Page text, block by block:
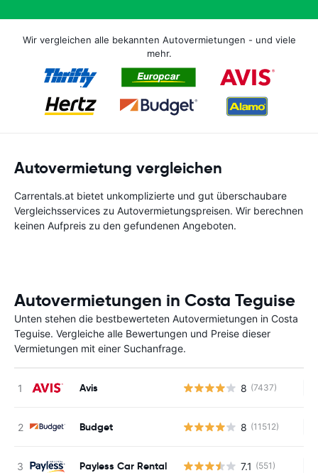
Wir vergleichen alle bekannten Autovermietungen - und viele
mehr.
Autovermietung vergleichen
Carrentals.at bietet unkomplizierte und gut überschaubare
Vergleichsservices zu Autovermietungspreisen. Wir berechnen
keinen Aufpreis zu den gefundenen Angeboten.
Autovermietungen in Costa Teguise
Unten stehen die bestbewerteten Autovermietungen in Costa
Teguise. Vergleiche alle Bewertungen und Preise dieser
Vermietungen mit einer Suchanfrage.
Avis 8 (7437)
Budget 8 (11512)
Payless Car Rental 7.1 (551)